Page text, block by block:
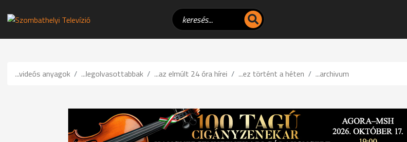
...videós anyagok ...legolvasottabbak ...az elmúlt 24 óra hírei ...ez történt a héten ...archivum